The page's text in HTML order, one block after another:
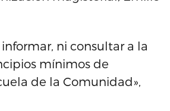
ni consultar a la
mínimos de
de la Comunidad»,